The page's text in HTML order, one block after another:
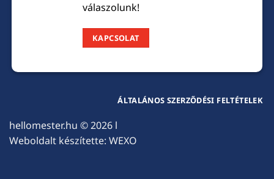
válaszolunk!
KAPCSOLAT
hellomester.hu © 2026 l
Weboldalt készítette: WEXO
ÁLTALÁNOS SZERZŐDÉSI FELTÉTELEK